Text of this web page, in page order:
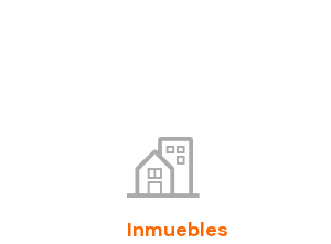
Inmuebles